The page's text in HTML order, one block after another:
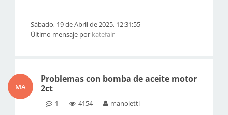
Sábado, 19 de Abril de 2025, 12:31:55
Último mensaje por katefair
MA
Problemas con bomba de aceite motor
2ct
1 4154 manoletti